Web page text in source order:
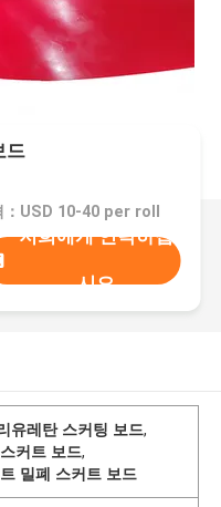
드
：USD 10-40 per roll
저희에게 연락하십
시오
유레탄 스커팅 보드,
커트 보드,
밀폐 스커트 보드